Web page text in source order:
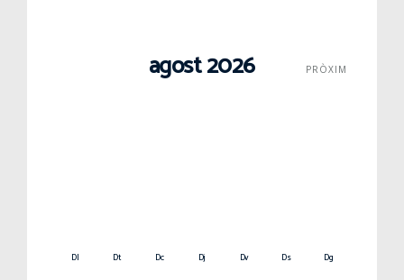
agost 2026 PRÒXIM
Dl Dt Dc Dj Dv Ds Dg